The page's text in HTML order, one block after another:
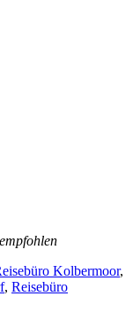
Kolbermoor,
, Reisebüro